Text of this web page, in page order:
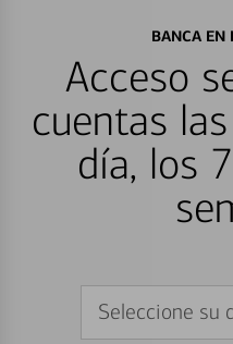
BANCA EN
Acceso
cuentas
día, los
Seleccione su